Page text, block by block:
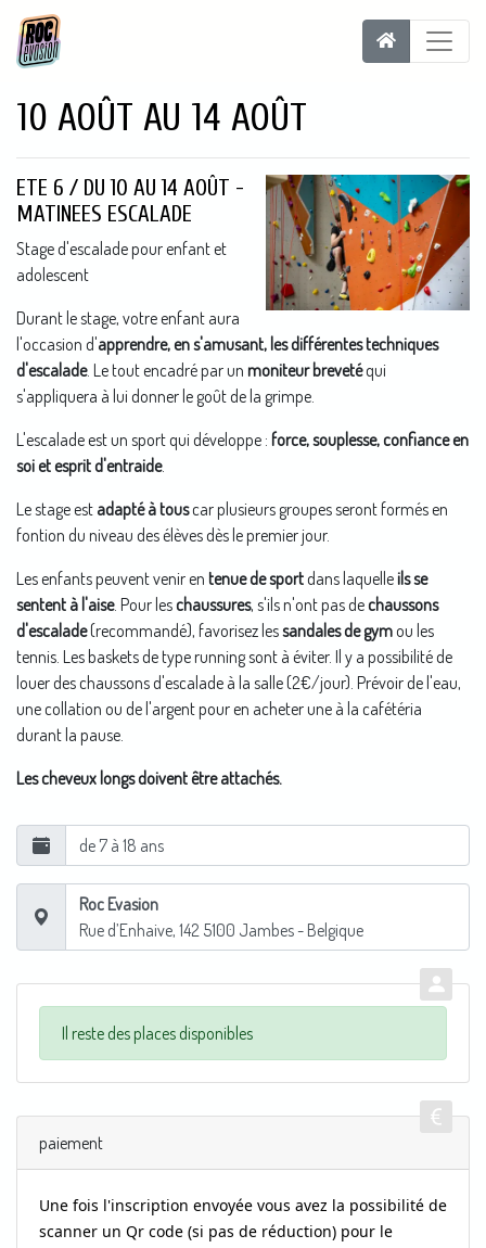
10 AOÛT AU 14 AOÛT
ETE 6 / DU 10 AU 14 AOÛT -
MATINEES ESCALADE
Stage d'escalade pour enfant et
adolescent
Durant le stage, votre enfant aura
l'occasion d'apprendre, en s'amusant, les différentes techniques
d'escalade. Le tout encadré par un moniteur brevetéqui
s'appliquera à lui donner le goût de la grimpe.
L'escalade est un sport qui développe : force, souplesse, confiance en
soi et esprit d'entraide.
Le stage est adapté à touscar plusieurs groupes seront formés en
fontion du niveau des élèves dès le premier jour.
Les enfants peuvent venir en tenue de sportdans laquelleils se
sentent à l'aise. Pour leschaussures, s'ils n'ont pas dechaussons
d'escalade(recommandé), favorisez lessandales de gymou les
tennis. Les baskets de type running sont à éviter. Il y a possibilité de
louer des chaussons d'escalade à la salle (2€/jour). Prévoir de l'eau,
une collation ou de l'argent pour en acheter une à la cafétéria
durant la pause.
Les cheveux longs doivent être attachés.
de 7 à 18 ans
Roc Evasion
Rue d’Enhaive, 142 5100 Jambes- Belgique
Il reste des places disponibles
paiement
Une fois l'inscription envoyée vous avez la possibilité de
scanner un Qr code (si pas de réduction) pour le